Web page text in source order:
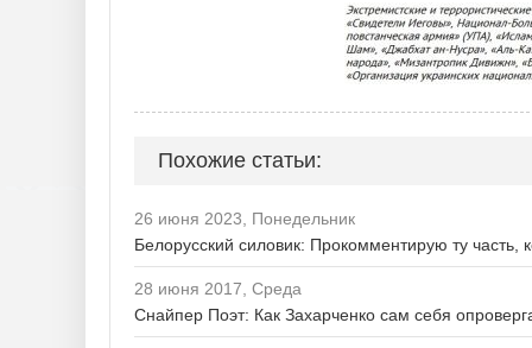
Похожие статьи:
26 июня 2023, Понедельник
Белорусский силовик: Прокомментирую ту
28 июня 2017, Среда
Снайпер Поэт: Как Захарченко сам себя